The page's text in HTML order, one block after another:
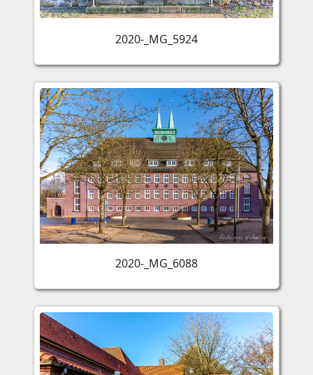
2020-_MG_5924
2020-_MG_6088